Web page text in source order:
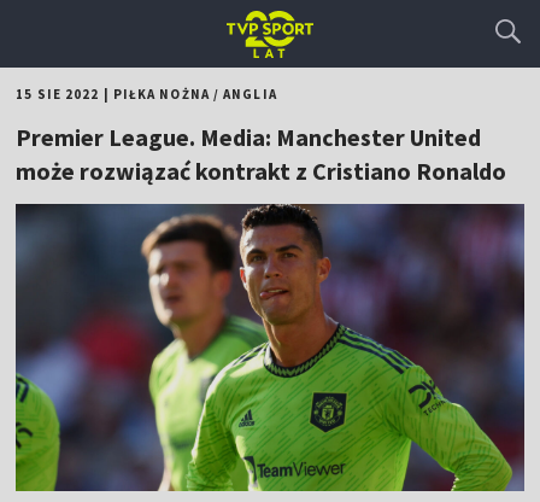
15 SIE 2022 PIŁKA NOŻNA/ANGLIA
Premier League. Media: Manchester United
może rozwiązać kontrakt z Cristiano Ronaldo